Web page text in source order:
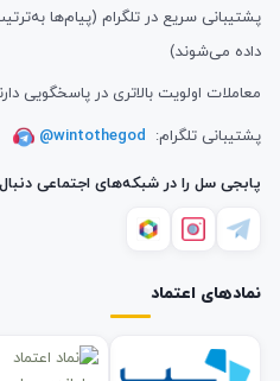
پشتیبانی سریع در تلگرام (پیام‌ها
داده می‌شوند)
معاملات اولویت بالاتری در پاسخگویی
پشتیبانی تلگرام: @wintothegod
پابجی سل را در شبکه‌های اجتماعی
نمادهای اعتماد